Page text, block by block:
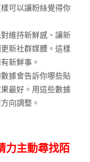
可以讓粉絲覺得你
維持新鮮感、讓新
新社群媒體。這樣
新鮮事。
據會告訴你哪些貼
最好。用這些數據
向調整。
力主動尋找陌